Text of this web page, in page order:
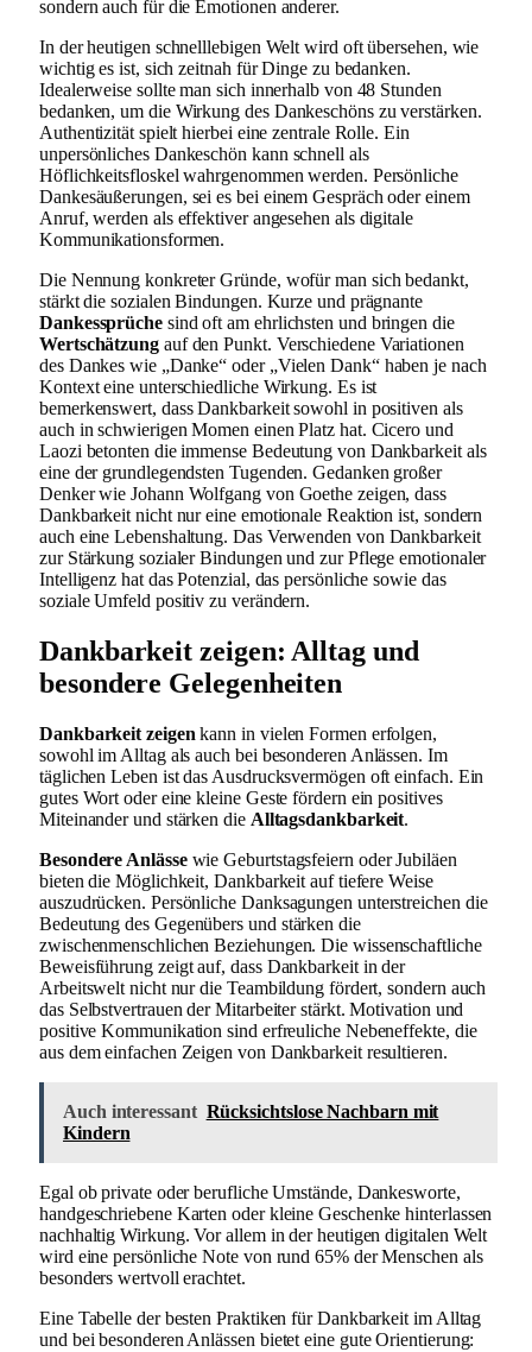
sondern auch für die Emotionen anderer.
In der heutigen schnelllebigen Welt wird oft übersehen, wie
wichtig es ist, sich zeitnah für Dinge zu bedanken.
Idealerweise sollte man sich innerhalb von 48 Stunden
bedanken, um die Wirkung des Dankeschöns zu verstärken.
Authentizität spielt hierbei eine zentrale Rolle. Ein
unpersönliches Dankeschön kann schnell als
Höflichkeitsfloskel wahrgenommen werden. Persönliche
Dankesäußerungen, sei es bei einem Gespräch oder einem
Anruf, werden als effektiver angesehen als digitale
Kommunikationsformen.
Die Nennung konkreter Gründe, wofür man sich bedankt,
stärkt die sozialen Bindungen. Kurze und prägnante
Dankessprüchesind oft am ehrlichsten und bringen die
Wertschätzungauf den Punkt. Verschiedene Variationen
des Dankes wie „Danke“ oder „Vielen Dank“ haben je nach
Kontext eine unterschiedliche Wirkung. Es ist
bemerkenswert, dass Dankbarkeit sowohl in positiven als
auch in schwierigen Momen einen Platz hat. Cicero und
Laozi betonten die immense Bedeutung von Dankbarkeit als
eine der grundlegendsten Tugenden. Gedanken großer
Denker wie Johann Wolfgang von Goethe zeigen, dass
Dankbarkeit nicht nur eine emotionale Reaktion ist, sondern
auch eine Lebenshaltung. Das Verwenden von Dankbarkeit
zur Stärkung sozialer Bindungen und zur Pflege emotionaler
Intelligenz hat das Potenzial, das persönliche sowie das
soziale Umfeld positiv zu verändern.
Dankbarkeit zeigen: Alltag und
besondere Gelegenheiten
Dankbarkeit zeigen kann in vielen Formen erfolgen,
sowohl im Alltag als auch bei besonderen Anlässen. Im
täglichen Leben ist das Ausdrucksvermögen oft einfach. Ein
gutes Wort oder eine kleine Geste fördern ein positives
Miteinander und stärken die Alltagsdankbarkeit.
Besondere Anlässewie Geburtstagsfeiern oder Jubiläen
bieten die Möglichkeit, Dankbarkeit auf tiefere Weise
auszudrücken. Persönliche Danksagungen unterstreichen die
Bedeutung des Gegenübers und stärken die
zwischenmenschlichen Beziehungen. Die wissenschaftliche
Beweisführung zeigt auf, dass Dankbarkeit in der
Arbeitswelt nicht nur die Teambildung fördert, sondern auch
das Selbstvertrauen der Mitarbeiter stärkt. Motivation und
positive Kommunikation sind erfreuliche Nebeneffekte, die
aus dem einfachen Zeigen von Dankbarkeit resultieren.
Auch interessant Rücksichtslose Nachbarn mit
Kindern
Egal ob private oder berufliche Umstände, Dankesworte,
handgeschriebene Karten oder kleine Geschenke hinterlassen
nachhaltig Wirkung. Vor allem in der heutigen digitalen Welt
wird eine persönliche Note von rund 65% der Menschen als
besonders wertvoll erachtet.
Eine Tabelle der besten Praktiken für Dankbarkeit im Alltag
und bei besonderen Anlässen bietet eine gute Orientierung: